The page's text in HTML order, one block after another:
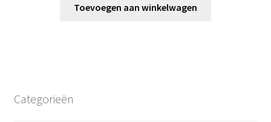
Toevoegen aan winkelwagen
Categorieën